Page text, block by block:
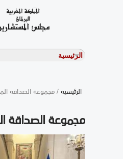
الرئيسية/ مجموعة الصداقة
مجموعة الصداقة